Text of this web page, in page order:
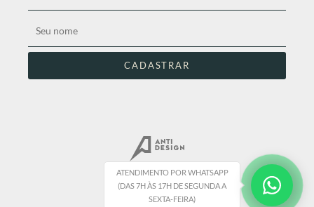
ATENDIMENTO POR WHATSAPP
(DAS 7H ÀS 17H DE SEGUNDA A
SEXTA-FEIRA)